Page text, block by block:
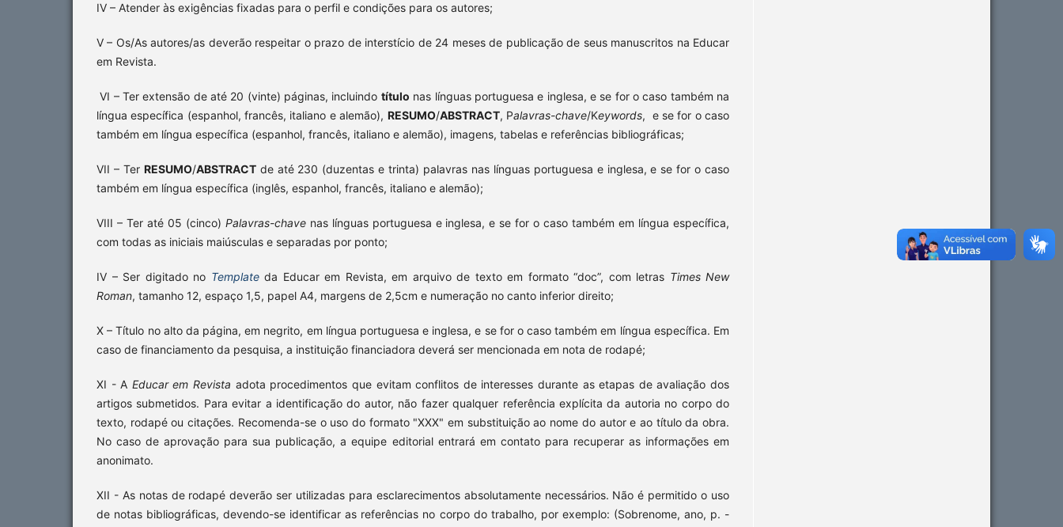
IV – Atender às exigências fixadas para o perfil e condições para os autores;
V – Os/As autores/as deverão respeitar o prazo de interstício de 24 meses de publicação de seus manuscritos na Educar
em Revista.
VI – Ter extensão de até 20 (vinte) páginas, incluindo título nas línguas portuguesa e inglesa, e se for o caso também na
língua específica (espanhol, francês, italiano e alemão), RESUMO/ABSTRACT, Palavras-chave/Keywords, e se for o caso
também em língua específica (espanhol, francês, italiano e alemão), imagens, tabelas e referências bibliográficas;
VII – Ter RESUMO/ABSTRACTde até 230 (duzentas e trinta) palavras nas línguas portuguesa e inglesa, e se for o caso
também em língua específica (inglês, espanhol, francês, italiano e alemão);
VIII – Ter até 05 (cinco) Palavras-chavenas línguas portuguesa e inglesa, e se for o caso também em língua específica,
com todas as iniciais maiúsculas e separadas por ponto;
IV – Ser digitado no Template da Educar em Revista, em arquivo de texto em formato “doc”, com letras Times New
Roman, tamanho 12, espaço 1,5, papel A4, margens de 2,5cm e numeração no canto inferior direito;
X – Título no alto da página, em negrito, em língua portuguesa e inglesa, e se for o caso também em língua específica. Em
caso de financiamento da pesquisa, a instituição financiadora deverá ser mencionada em nota de rodapé;
XI - A Educar em Revista adota procedimentos que evitam conflitos de interesses durante as etapas de avaliação dos
artigos submetidos. Para evitar a identificação do autor, não fazer qualquer referência explícita da autoria no corpo do
texto, rodapé ou citações. Recomenda-se o uso do formato "XXX" em substituição ao nome do autor e ao título da obra.
No caso de aprovação para sua publicação, a equipe editorial entrará em contato para recuperar as informações em
anonimato.
XII - As notas de rodapé deverão ser utilizadas para esclarecimentos absolutamente necessários. Não é permitido o uso
de notas bibliográficas, devendo-se identificar as referências no corpo do trabalho, por exemplo: (Sobrenome, ano, p. -